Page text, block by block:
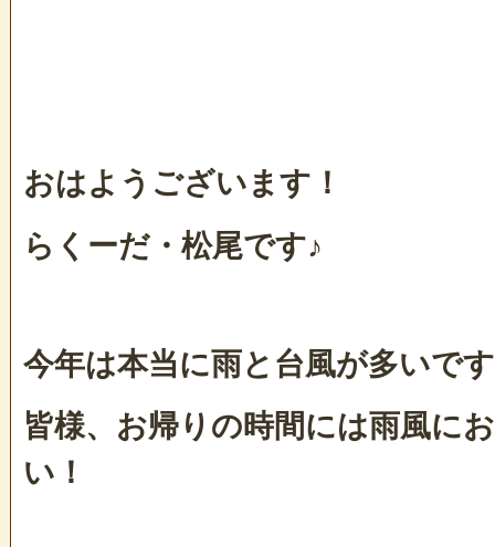
おはようございます！
らくーだ・松尾です♪
今年は本当に雨と台風が多いで
皆様、お帰りの時間には雨風に
い！